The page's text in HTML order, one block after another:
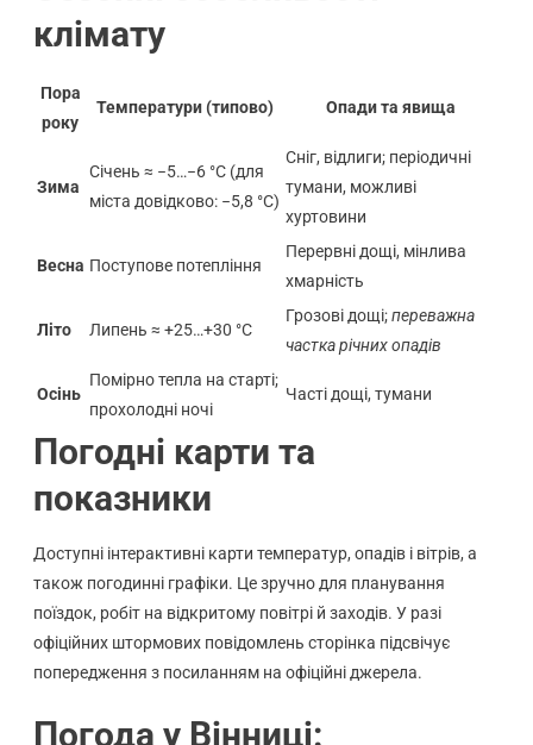
клімату
Пора
року
Температури (типово) Опади та явища
Зима
Січень ≈ −5…−6 °C (для
міста довідково: −5,8 °C)
Сніг, відлиги; періодичні
тумани, можливі
хуртовини
Весна Поступове потепління
Перервні дощі, мінлива
хмарність
Літо Липень ≈ +25…+30 °C
Грозові дощі;переважна
частка річних опадів
Осінь
Помірно тепла на старті;
прохолодні ночі
Часті дощі, тумани
Погодні карти та
показники
Доступні інтерактивні карти температур, опадів і вітрів, а
також погодинні графіки. Це зручно для планування
поїздок, робіт на відкритому повітрі й заходів. У разі
офіційних штормових повідомлень сторінка підсвічує
попередження з посиланням на офіційні джерела.
Погода у Вінниці: